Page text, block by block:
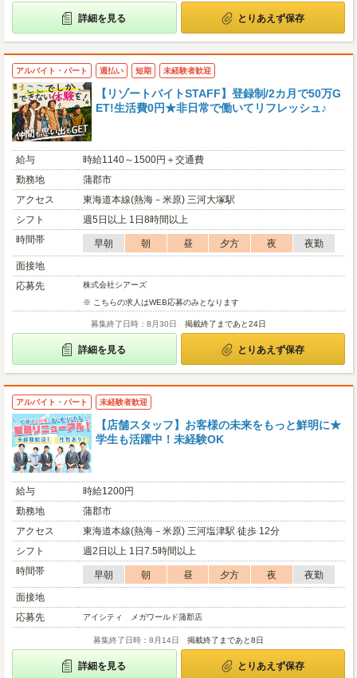
詳細を見る とりあえず保存
アルバイト・パート 週払い 短期 未経験者歓迎
【リゾートバイトSTAFF】登録制/2カ月で50万G
ET!生活費0円★非日常で働いてリフレッシュ♪
給与
時給1140～1500円＋交通費
勤務地
蒲郡市
アクセス
東海道本線(熱海－米原) 三河大塚駅
シフト
週5日以上 1日8時間以上
時間帯
早朝 朝 昼 夕方 夜
夜勤
面接地
応募先
株式会社シアーズ
※ こちらの求人はWEB応募のみとなります
募集終了日時：8月30日 掲載終了まであと24日
詳細を見る とりあえず保存
アルバイト・パート 未経験者歓迎
【店舗スタッフ】お客様の未来をもっと鮮明に★
学生も活躍中！未経験OK
給与
時給1200円
勤務地
蒲郡市
アクセス
東海道本線(熱海－米原) 三河塩津駅 徒歩 12分
シフト
週2日以上 1日7.5時間以上
時間帯
早朝 朝 昼 夕方 夜
夜勤
面接地
応募先
アイシティ メガワールド蒲郡店
募集終了日時：8月14日 掲載終了まであと8日
詳細を見る とりあえず保存